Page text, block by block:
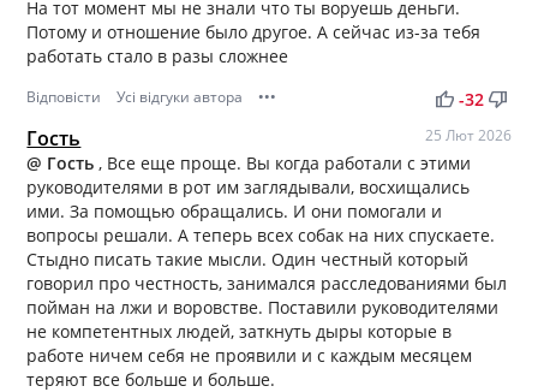
На тот момент мы не знали что ты воруешь деньги.
Потому и отношение было другое. А сейчас из-за тебя
работать стало в разы сложнее
Відповісти Усі відгуки автора ••• thumb_up thumb_down
-32
Гость 25 Лют 2026
@ Гость , Все еще проще. Вы когда работали с этими
руководителями в рот им заглядывали, восхищались
ими. За помощью обращались. И они помогали и
вопросы решали. А теперь всех собак на них спускаете.
Стыдно писать такие мысли. Один честный который
говорил про честность, занимался расследованиями был
пойман на лжи и воровстве. Поставили руководителями
не компетентных людей, заткнуть дыры которые в
работе ничем себя не проявили и с каждым месяцем
теряют все больше и больше.